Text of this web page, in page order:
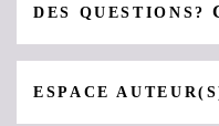
DES QUESTIONS?
ESPACE